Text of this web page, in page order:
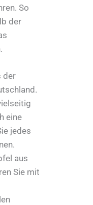
So
der
der
eine
jedes
aus
Sie mit